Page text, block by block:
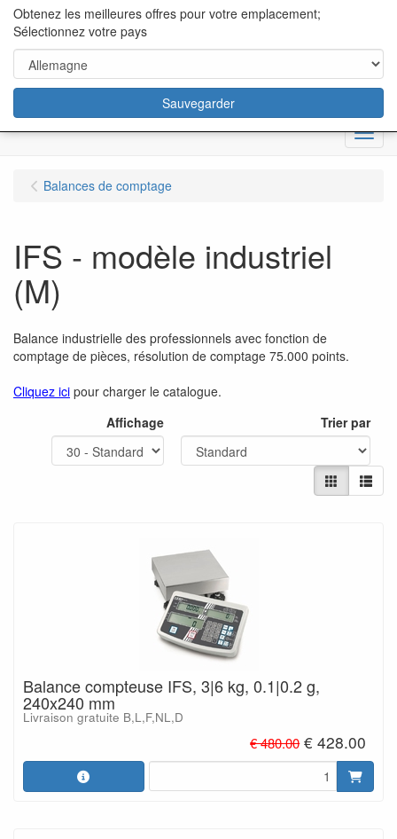
content="18/11/2025″/>
Menu
Balances de comptage
IFS - modèle industriel
(M)
Balance industrielle des professionnels avec fonction de
comptage de pièces, résolution de comptage 75.000 points.
Cliquez ici pour charger le catalogue.
Affichage
Trier par
Balance compteuse IFS, 3|6 kg, 0.1|0.2 g,
240x240 mm
Livraison gratuite B,L,F,NL,D
€ 480.00 € 428.00
Obtenez les meilleures offres pour votre emplacement;
Sélectionnez votre pays
Sauvegarder